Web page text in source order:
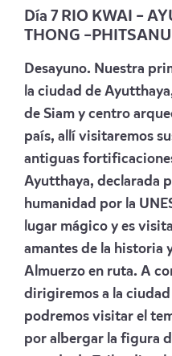
Día 7 RIO KWAI –
THONG
Desayuno. Nuestra
la ciudad de
de Siam y centro
país, allí visitaremos
antiguas
Ayutthaya, declarada
humanidad por la
lugar mágico y es
amantes de la historia
Almuerzo en ruta. A
dirigiremos a la
podremos visitar el
por albergar la figura